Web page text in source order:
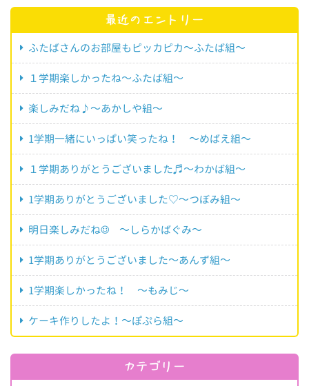
最近のエントリー
ふたばさんのお部屋もピッカピカ～ふたば組～
１学期楽しかったね～ふたば組～
楽しみだね♪～あかしや組～
1学期一緒にいっぱい笑ったね！ ～めばえ組～
１学期ありがとうございました♬～わかば組～
1学期ありがとうございました♡～つぼみ組～
明日楽しみだね☺ ～しらかばぐみ～
1学期ありがとうございました～あんず組～
1学期楽しかったね！ ～もみじ～
ケーキ作りしたよ！～ぽぷら組～
カテゴリー